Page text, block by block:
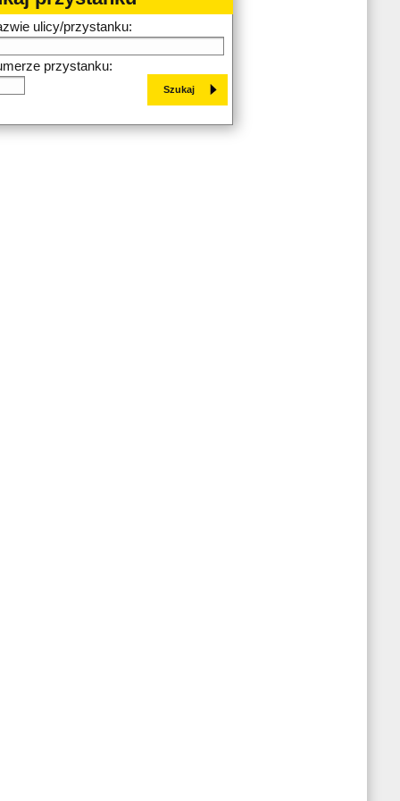
ulicy/przystanku:
przystanku: